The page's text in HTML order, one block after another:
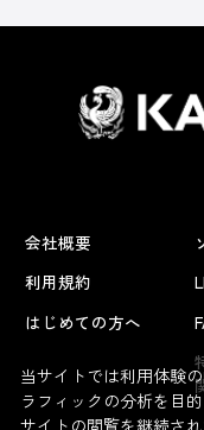
会社概要
利用規約
はじめての方へ
当サイトでは利用体験
ラフィックの分析を目